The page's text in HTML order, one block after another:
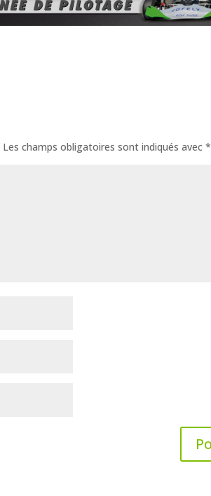
Les champs obligatoires sont indiqués avec*